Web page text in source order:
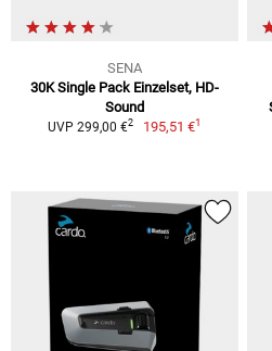
SENA
30K Single Pack Einzelset, HD-
Sound
UVP 299,00 €2 195,51 €1